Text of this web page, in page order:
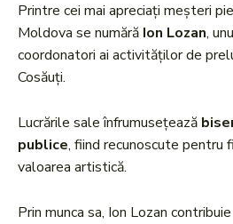
Printre cei mai apreciați meșteri
Moldova se numără Ion Lozan,
coordonatori ai activităților de
Cosăuți.
Lucrările sale înfrumusețează
publice, fiind recunoscute pentru
valoarea artistică.
Prin munca sa, Ion Lozan